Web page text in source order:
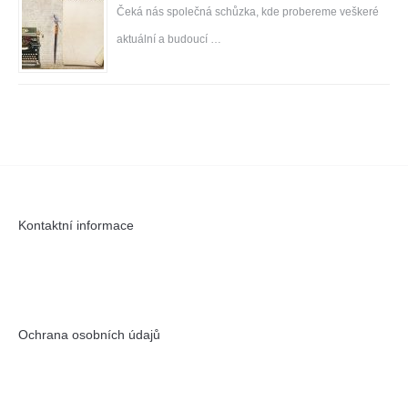
Čeká nás společná schůzka, kde probereme veškeré
aktuální a budoucí …
Kontaktní informace
Ochrana osobních údajů